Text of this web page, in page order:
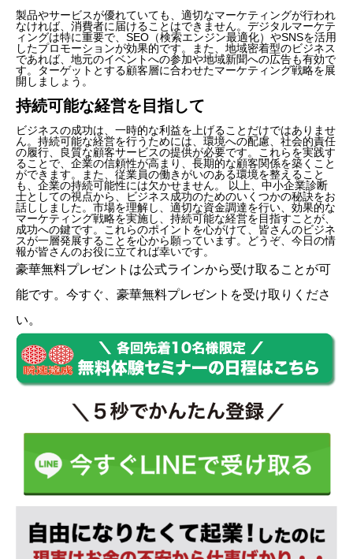
製品やサービスが優れていても、適切なマーケティングが行われ
なければ、消費者に届けることはできません。デジタルマーケテ
ィングは特に重要で、SEO（検索エンジン最適化）やSNSを活用
したプロモーションが効果的です。また、地域密着型のビジネス
であれば、地元のイベントへの参加や地域新聞への広告も有効で
す。ターゲットとする顧客層に合わせたマーケティング戦略を展
開しましょう。
持続可能な経営を目指して
ビジネスの成功は、一時的な利益を上げることだけではありませ
ん。持続可能な経営を行うためには、環境への配慮、社会的責任
の履行、良質な顧客サービスの提供が必要です。これらを実践す
ることで、企業の信頼性が高まり、長期的な顧客関係を築くこと
ができます。また、従業員の働きがいのある環境を整えること
も、企業の持続可能性には欠かせません。 以上、中小企業診断
士としての視点から、ビジネス成功のためのいくつかの秘訣をお
話ししました。市場を理解し、適切な資金調達を行い、効果的な
マーケティング戦略を実施し、持続可能な経営を目指すことが、
成功への鍵です。これらのポイントを心がけて、皆さんのビジネ
スが一層発展することを心から願っています。どうぞ、今日の情
報が皆さんのお役に立てれば幸いです。
豪華無料プレゼントは公式ラインから受け取ることが可
能です。今すぐ、豪華無料プレゼントを受け取りくださ
い。